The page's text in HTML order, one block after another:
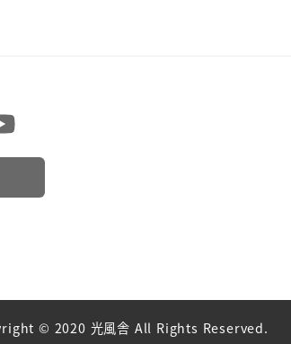
© 2020 光風舎 All Rights Reserved.